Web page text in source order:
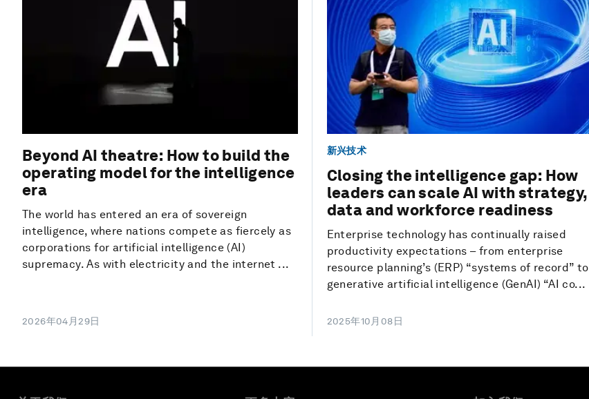
Beyond AI theatre: How to build the
operating model for the intelligence
era
The world has entered an era of sovereign
intelligence, where nations compete as fiercely as
corporations for artificial intelligence (AI)
supremacy. As with electricity and the internet ...
2026年04月29日
新兴技术
Closing the intelligence gap: How
leaders can scale AI with strategy,
data and workforce readiness
Enterprise technology has continually raised
productivity expectations – from enterprise
resource planning’s (ERP) “systems of record” to
generative artificial intelligence (GenAI) “AI co...
2025年10月08日